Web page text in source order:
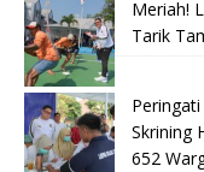
Meriah!
Tarik
Skrining
652